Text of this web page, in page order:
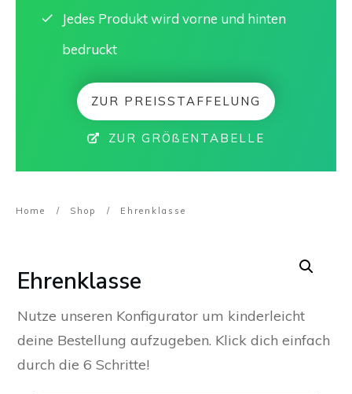
Jedes Produkt wird vorne und hinten
bedruckt
ZUR PREISSTAFFELUNG
ZUR GRÖßENTABELLE
Home / Shop / Ehrenklasse
Ehrenklasse
Nutze unseren Konfigurator um kinderleicht
deine Bestellung aufzugeben. Klick dich einfach
durch die 6 Schritte!